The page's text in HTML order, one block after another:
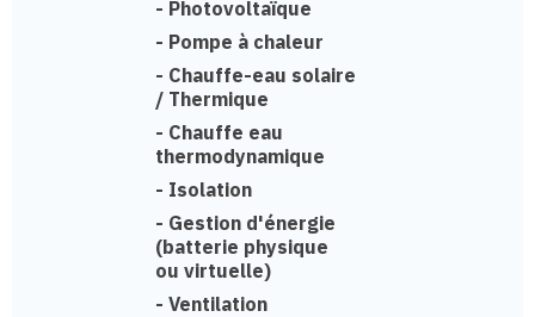
- Photovoltaïque
- Pompe à chaleur
- Chauffe-eau solaire
/ Thermique
- Chauffe eau
thermodynamique
- Isolation
- Gestion d'énergie
(batterie physique
ou virtuelle)
- Ventilation